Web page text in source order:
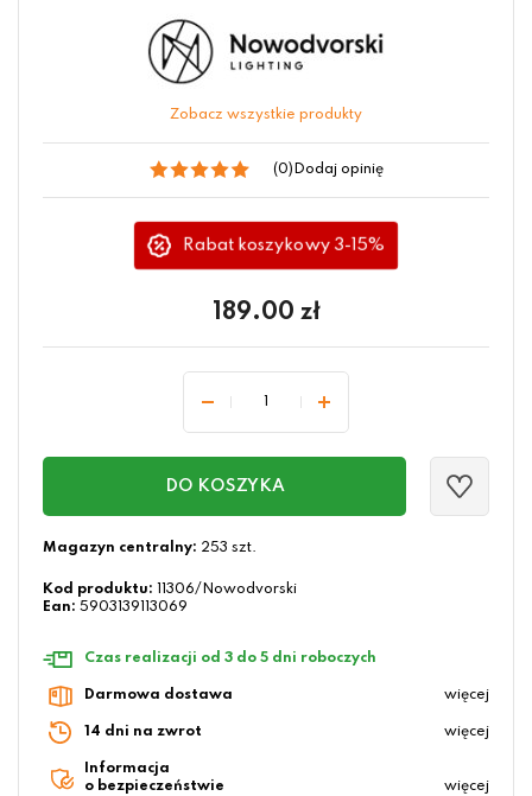
Zobacz wszystkie produkty
(0) Dodaj opinię
Rabat koszykowy 3-15%
189.00 zł
DO KOSZYKA
Magazyn centralny: 253 szt.
Kod produktu:
11306/Nowodvorski
Ean: 5903139113069
Czas realizacji od 3 do 5 dni roboczych
Darmowa dostawa więcej
14 dni na zwrot więcej
Informacja
o bezpieczeństwie
więcej